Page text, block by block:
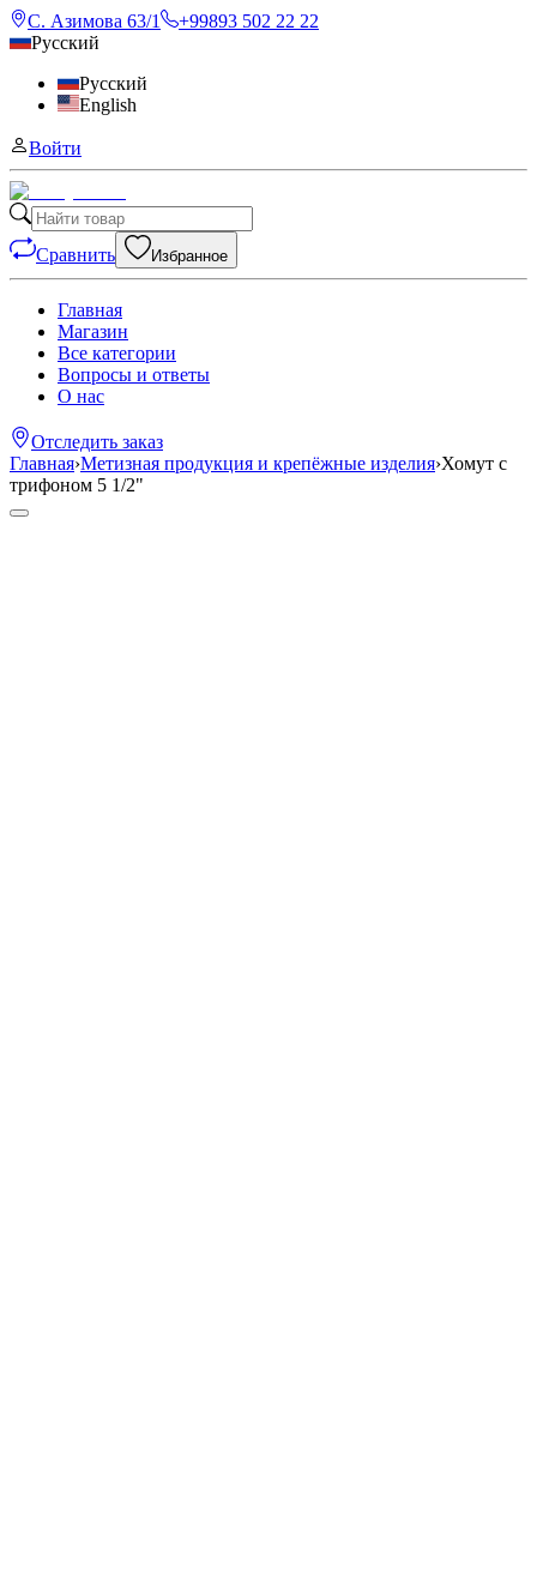
С. Азимова 63/1
+99893 502 22 22
Русский
Русский
English
Войти
Сравнить Избранное
Главная
Магазин
Все категории
Вопросы и ответы
О нас
Отследить заказ
Главная›Метизная продукция и крепёжные изделия›Хомут с
трифоном 5 1/2"